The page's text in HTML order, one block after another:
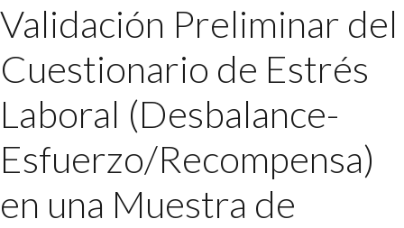
SERVICIOS
Medio Ambiente
Legislación
INGRESAR
Portal de Clientes
Buscador de Legislación
Matriz Premium
Matriz Profesional
Validación Preliminar del
Cuestionario de Estrés
Laboral (Desbalance-
Esfuerzo/Recompensa)
en una Muestra de